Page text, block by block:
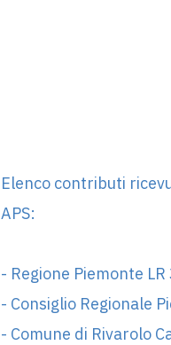
Elenco contributi
APS:
- Regione Piemonte
- Consiglio Regionale
- Comune di Rivarolo